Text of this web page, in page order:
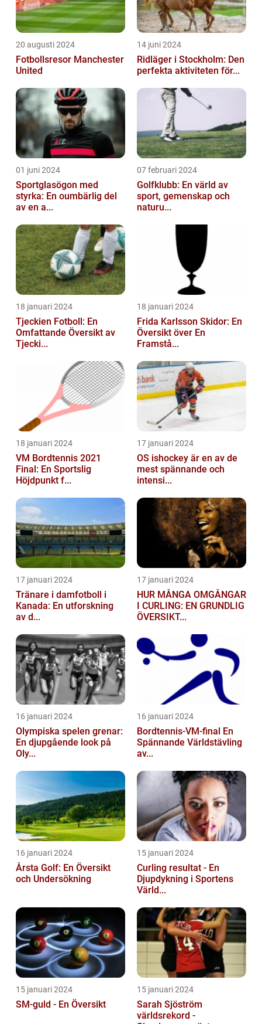
20 augusti 2024
Fotbollsresor Manchester
United
14 juni 2024
Ridläger i Stockholm: Den
perfekta aktiviteten för...
01 juni 2024
Sportglasögon med
styrka: En oumbärlig del
av en a...
07 februari 2024
Golfklubb: En värld av
sport, gemenskap och
naturu...
18 januari 2024
Tjeckien Fotboll: En
Omfattande Översikt av
Tjecki...
18 januari 2024
Frida Karlsson Skidor: En
Översikt över En
Framstå...
18 januari 2024
VM Bordtennis 2021
Final: En Sportslig
Höjdpunkt f...
17 januari 2024
OS ishockey är en av de
mest spännande och
intensi...
17 januari 2024
Tränare i damfotboll i
Kanada: En utforskning
av d...
17 januari 2024
HUR MÅNGA OMGÅNGAR
I CURLING: EN GRUNDLIG
ÖVERSIKT...
16 januari 2024
Olympiska spelen grenar:
En djupgående look på
Oly...
16 januari 2024
Bordtennis-VM-final En
Spännande Världstävling
av...
16 januari 2024
Årsta Golf: En Översikt
och Undersökning
15 januari 2024
Curling resultat - En
Djupdykning i Sportens
Värld...
15 januari 2024
SM-guld - En Översikt
15 januari 2024
Sarah Sjöström
världsrekord -